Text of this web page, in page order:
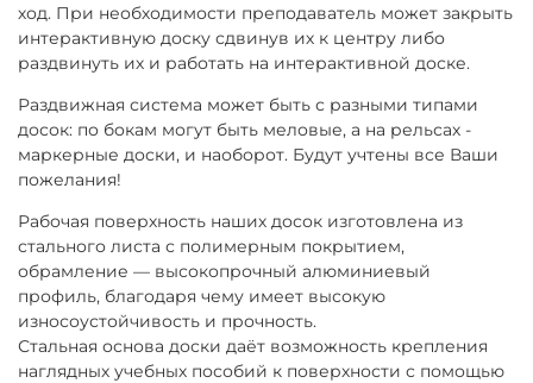
ход. При необходимости преподаватель может закрыть
интерактивную доску сдвинув их к центру либо
раздвинуть их и работать на интерактивной доске.
Раздвижная система может быть с разными типами
досок: по бокам могут быть меловые, а на рельсах -
маркерные доски, и наоборот. Будут учтены все Ваши
пожелания!
Рабочая поверхность наших досок изготовлена из
стального листа с полимерным покрытием,
обрамление — высокопрочный алюминиевый
профиль, благодаря чему имеет высокую
износоустойчивость и прочность.
Стальная основа доски даёт возможность крепления
наглядных учебных пособий к поверхности с помощью